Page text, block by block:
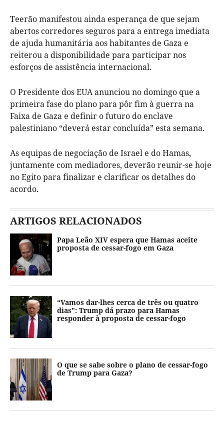
Teerão manifestou ainda esperança de que sejam
abertos corredores seguros para a entrega imediata
de ajuda humanitária aos habitantes de Gaza e
reiterou a disponibilidade para participar nos
esforços de assistência internacional.
O Presidente dos EUA anunciou no domingo que a
primeira fase do plano para pôr fim à guerra na
Faixa de Gaza e definir o futuro do enclave
palestiniano “deverá estar concluída” esta semana.
As equipas de negociação de Israel e do Hamas,
juntamente com mediadores, deverão reunir-se hoje
no Egito para finalizar e clarificar os detalhes do
acordo.
ARTIGOS RELACIONADOS
Papa Leão XIV espera que Hamas aceite
proposta de cessar-fogo em Gaza
“Vamos dar-lhes cerca de três ou quatro
dias”: Trump dá prazo para Hamas
responder à proposta de cessar-fogo
O que se sabe sobre o plano de cessar-fogo
de Trump para Gaza?